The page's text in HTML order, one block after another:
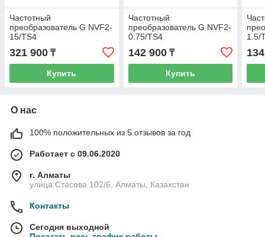
Частотный
преобразователь G NVF2-
15/TS4
321 900 ₸
Купить
Частотный
преобразователь G NVF2-
0.75/TS4
142 900₸
Купить
1.5/
О нас
100% положительных из 5 отзывов за год
Работает с 09.06.2020
г. Алматы
улица Стасова 102/6, Алматы, Казахстан
Контакты
Сегодня выходной